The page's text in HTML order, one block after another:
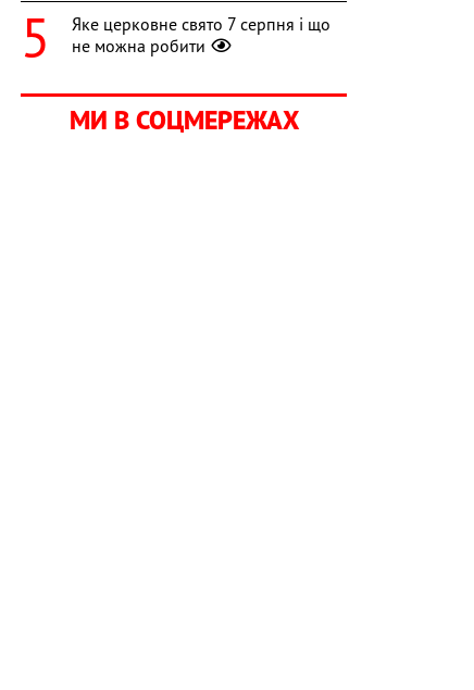
Яке церковне свято 7 серпня і що
не можна робити
МИ В СОЦМЕРЕЖАХ